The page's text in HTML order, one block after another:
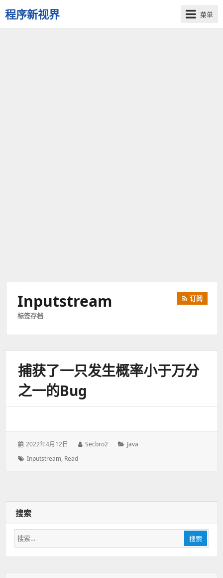
程序新视界
开
菜单
Inputstream
标签存档
订阅
捕获了一只发生概率小于万分
之一的Bug
发
于：
2022年4月12日
作
Secbro2
分
Java
标
Inputstream, Read
搜索
搜
索：
搜索